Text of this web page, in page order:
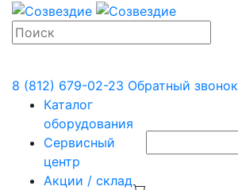
8 (812) 679-02-23 Обратный звонок
Каталог
оборудования
Сервисный
центр
Акции / склад